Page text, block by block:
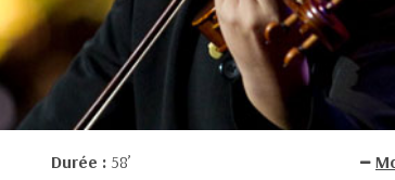
Durée : 58’